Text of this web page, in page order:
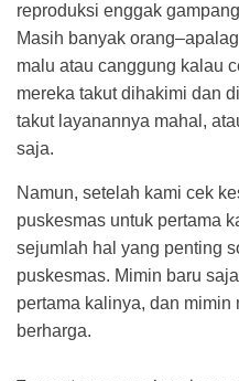
reproduksi enggak
Masih banyak
malu atau canggung kalau
mereka takut dihakimi dan
takut layanannya mahal,
saja.
Namun, setelah kami cek
puskesmas untuk pertama
sejumlah hal yang penting
puskesmas. Mimin baru
pertama kalinya, dan
berharga.